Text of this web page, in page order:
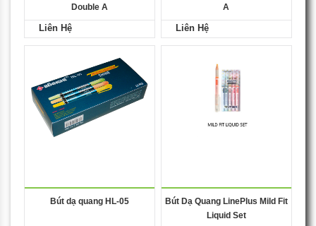
Double A
Liên Hệ
A
Liên Hệ
Bút dạ quang HL-05
Bút Dạ Quang LinePlus Mild Fit
Liquid Set